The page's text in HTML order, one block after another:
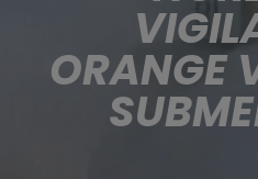
ORANGE